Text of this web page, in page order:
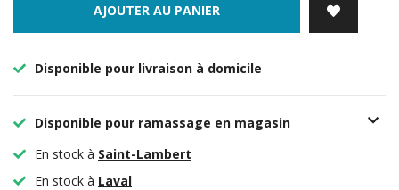
AJOUTER AU PANIER
Disponible pour livraison à domicile
Disponible pour ramassage en magasin
En stock à Saint-Lambert
En stock à Laval